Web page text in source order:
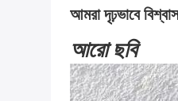
আমরা দৃঢ়ভাবে
আরো ছবি